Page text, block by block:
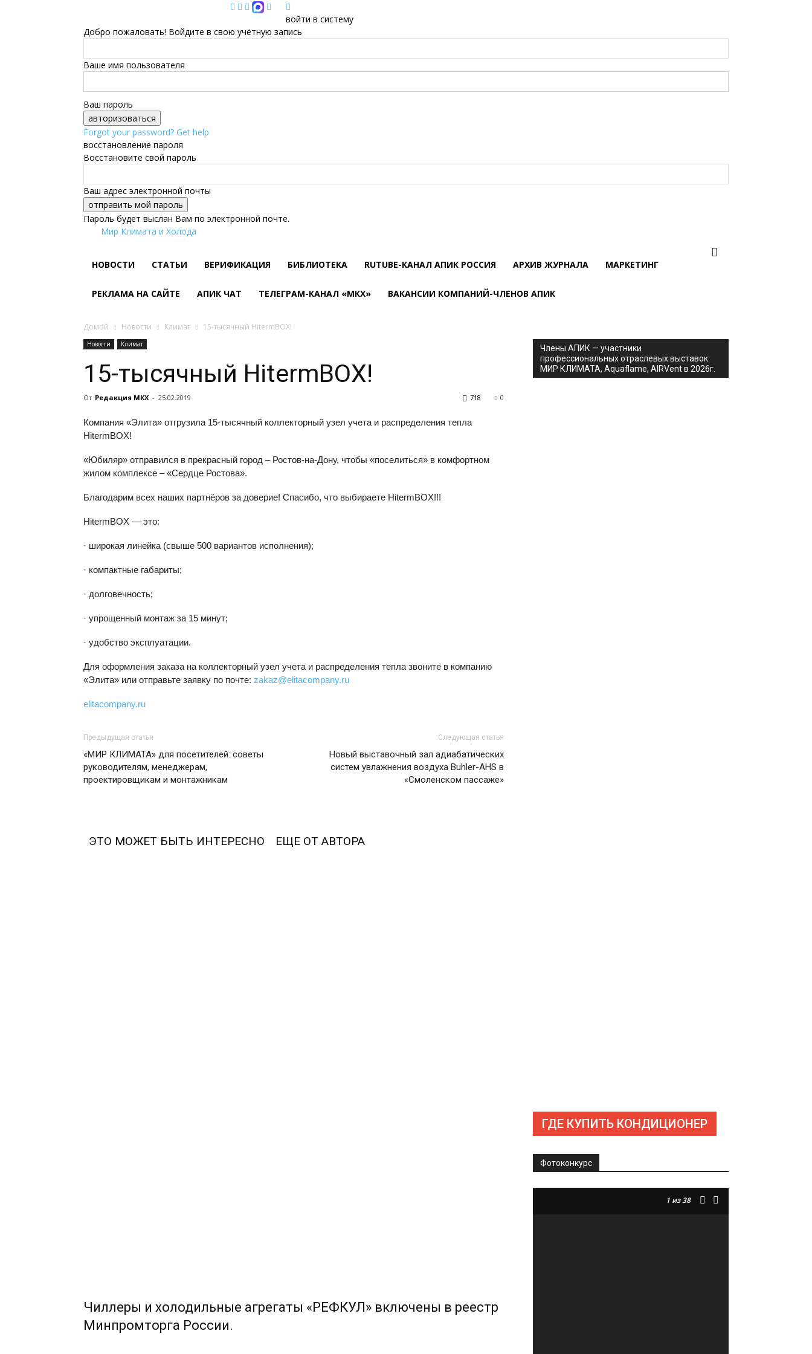
войти в систему
Добро пожаловать! Войдите в свою учётную запись
Ваше имя пользователя
Ваш пароль
Forgot your password? Get help
восстановление пароля
Восстановите свой пароль
Ваш адрес электронной почты
Пароль будет выслан Вам по электронной почте.
Мир Климата и Холода
НОВОСТИ СТАТЬИ ВЕРИФИКАЦИЯ БИБЛИОТЕКА RUTUBE-КАНАЛ АПИК РОССИЯ АРХИВ ЖУРНАЛА МАРКЕТИНГ
РЕКЛАМА НА САЙТЕ АПИК ЧАТ ТЕЛЕГРАМ-КАНАЛ «МКХ» ВАКАНСИИ КОМПАНИЙ-ЧЛЕНОВ АПИК
Домой Новости Климат 15-тысячный HitermBOX!
Новости Климат
15-тысячный HitermBOX!
От Редакция МКХ - 25.02.2019 0
718
Компания «Элита» отгрузила 15-тысячный коллекторный узел учета и распределения тепла
HitermBOX!
«Юбиляр» отправился в прекрасный город – Ростов-на-Дону, чтобы «поселиться» в комфортном
жилом комплексе – «Сердце Ростова».
Благодарим всех наших партнёров за доверие! Спасибо, что выбираете HitermBOX!!!
HitermBOX — это:
· широкая линейка (свыше 500 вариантов исполнения);
· компактные габариты;
· долговечность;
· упрощенный монтаж за 15 минут;
· удобство эксплуатации.
Для оформления заказа на коллекторный узел учета и распределения тепла звоните в компанию
«Элита» или отправьте заявку по почте: zakaz@elitacompany.ru
elitacompany.ru
Предыдущая статья
«МИР КЛИМАТА» для посетителей: советы
руководителям, менеджерам,
проектировщикам и монтажникам
Следующая статья
Новый выставочный зал адиабатических
систем увлажнения воздуха Buhler-AHS в
«Смоленском пассаже»
ЭТО МОЖЕТ БЫТЬ ИНТЕРЕСНО ЕЩЕ ОТ АВТОРА
Чиллеры и холодильные агрегаты «РЕФКУЛ» включены в реестр
Минпромторга России.
Члены АПИК — участники
профессиональных отраслевых выставок:
МИР КЛИМАТА, Aquaflame, AIRVent в 2026г.
ГДЕ КУПИТЬ КОНДИЦИОНЕР
Фотоконкурс
1 из 38